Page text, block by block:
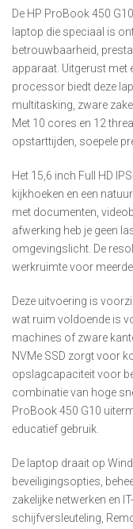
De HP ProBook 450
laptop die speciaal is
betrouwbaarheid,
apparaat. Uitgerust met
processor biedt deze
multitasking, zware
Met 10 cores en 12
opstarttijden, soepele
Het 15,6 inch Full HD
kijkhoeken en een
met documenten,
afwerking heb je geen
omgevingslicht. De
werkruimte voor
Deze uitvoering is
wat ruim voldoende is
machines of zware
NVMe SSD zorgt voor
opslagcapaciteit voor
combinatie van hoge
ProBook 450 G10
educatief gebruik.
De laptop draait op
beveiligingsopties,
zakelijke netwerken en
schijfversleuteling,